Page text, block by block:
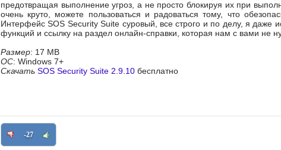
предотвращая выполнение угроз, а не просто блокируя их при
очень круто, можете пользоваться и радоваться тому, что
Интерфейс SOS Security Suite суровый, все строго и по делу, я даже
функций и ссылку на раздел онлайн-справки, которая нам с вами
Размер: 17 MB
ОС: Windows 7+
Скачать SOS Security Suite 2.9.10 бесплатно
-27